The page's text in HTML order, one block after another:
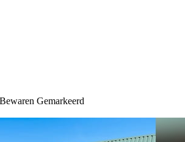
Bewaren Gemarkeerd